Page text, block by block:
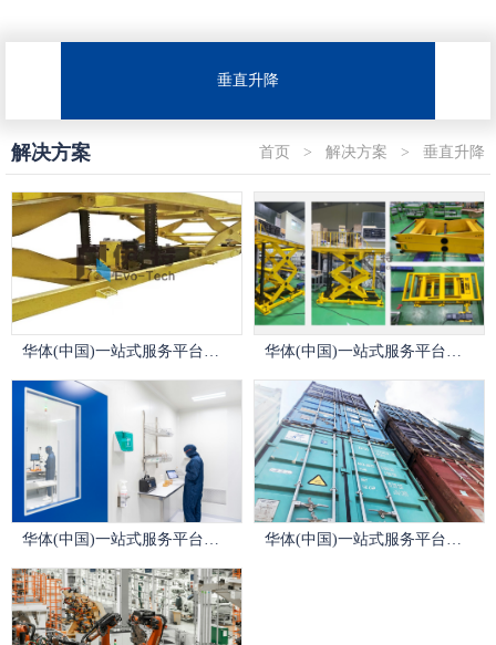
垂直升降
解决方案 首页 > 解决方案 > 垂直升降
华体(中国)一站式服务平台刚性链升降台在汽车生产线中的应用优势 华体(中国)一站式服务平台刚性链升降台在汽车生产线总装车间的应用
华体(中国)一站式服务平台刚性链解决方案 -洁净室 华体(中国)一站式服务平台刚性链解决方案-重物搬运